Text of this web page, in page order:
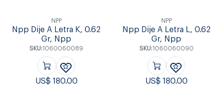
NPP
Npp Dije A Letra K, 0.62
Gr, Npp
SKU:1060060089
US$ 180.00
NPP
Npp Dije A Letra L, 0.62
Gr, Npp
SKU:1060060090
US$ 180.00